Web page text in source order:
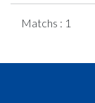
Matchs : 1